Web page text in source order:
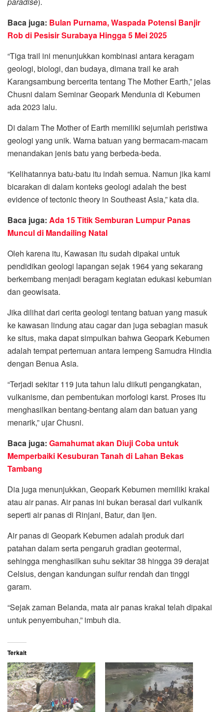
Baca juga: Bulan Purnama, Waspada Potensi Banjir
Rob di Pesisir Surabaya Hingga 5 Mei 2025
“Tiga trail ini menunjukkan kombinasi antara keragam
geologi, biologi, dan budaya, dimana trail ke arah
Karangsambung bercerita tentang The Mother Earth,” jelas
Chusni dalam Seminar Geopark Mendunia di Kebumen
ada 2023 lalu.
Di dalam The Mother of Earth memiliki sejumlah peristiwa
geologi yang unik. Warna batuan yang bermacam-macam
menandakan jenis batu yang berbeda-beda.
“Kelihatannya batu-batu itu indah semua. Namun jika kami
bicarakan di dalam konteks geologi adalah the best
evidence of tectonic theory in Southeast Asia,” kata dia.
Baca juga: Ada 15 Titik Semburan Lumpur Panas
Muncul di Mandailing Natal
Oleh karena itu, Kawasan itu sudah dipakai untuk
pendidikan geologi lapangan sejak 1964 yang sekarang
berkembang menjadi beragam kegiatan edukasi kebumian
dan geowisata.
Jika dilihat dari cerita geologi tentang batuan yang masuk
ke kawasan lindung atau cagar dan juga sebagian masuk
ke situs, maka dapat simpulkan bahwa Geopark Kebumen
adalah tempat pertemuan antara lempeng Samudra Hindia
dengan Benua Asia.
“Terjadi sekitar 119 juta tahun lalu diikuti pengangkatan,
vulkanisme, dan pembentukan morfologi karst. Proses itu
menghasilkan bentang-bentang alam dan batuan yang
menarik,” ujar Chusni.
Baca juga: Gamahumat akan Diuji Coba untuk
Memperbaiki Kesuburan Tanah di Lahan Bekas
Tambang
Dia juga menunjukkan, Geopark Kebumen memiliki krakal
atau air panas. Air panas ini bukan berasal dari vulkanik
seperti air panas di Rinjani, Batur, dan Ijen.
Air panas di Geopark Kebumen adalah produk dari
patahan dalam serta pengaruh gradian geotermal,
sehingga menghasilkan suhu sekitar 38 hingga 39 derajat
Celsius, dengan kandungan sulfur rendah dan tinggi
garam.
“Sejak zaman Belanda, mata air panas krakal telah dipakai
untuk penyembuhan,” imbuh dia.
Terkait